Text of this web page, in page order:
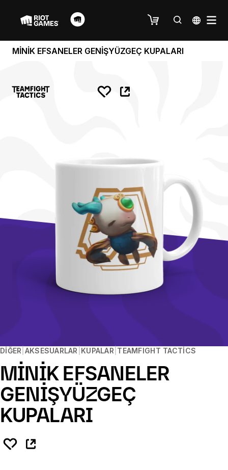
MİNİK EFSANELER GENİŞYÜZGEÇ KUPALARI
DIĞER AKSESUARLAR KUPALAR TEAMFIGHT TACTICS
MİNİK EFSANELER
GENİŞYÜZGEÇ
KUPALARI